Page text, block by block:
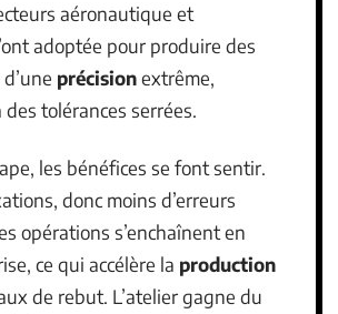
aéronautique et
adoptée pour produire des
précisionextrême,
tolérances serrées.
les bénéfices se font sentir.
donc moins d’erreurs
opérations s’enchaînent en
ce qui accélère la production
de rebut. L’atelier gagne du